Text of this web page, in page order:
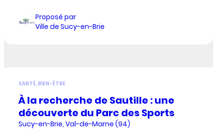
Proposé par
Ville de Sucy-en-Brie
SANTÉ, BIEN-ÊTRE
À la recherche de Sautille : une
découverte du Parc des Sports
Sucy-en-Brie, Val-de-Marne (94)